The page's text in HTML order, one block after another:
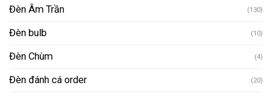
Đèn Âm Trần (130)
Đèn bulb (10)
Đèn Chùm (4)
Đèn đánh cá order (20)